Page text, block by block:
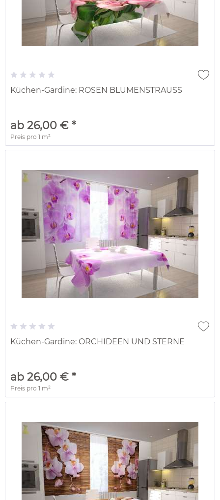
Küchen-Gardine: ROSEN BLUMENSTRAUSS
ab 26,00 € *
Preis pro1 m²
Küchen-Gardine: ORCHIDEEN UND STERNE
ab 26,00 € *
Preis pro1 m²